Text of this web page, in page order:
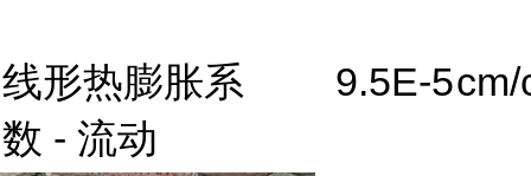
线形热膨胀系
数 - 流动
9.5E-5cm/